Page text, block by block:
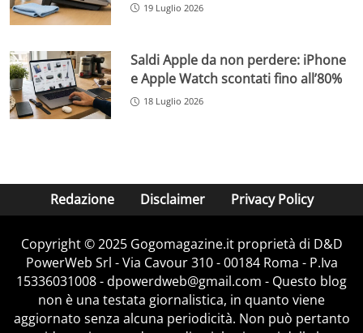
19 Luglio 2026
Saldi Apple da non perdere: iPhone
e Apple Watch scontati fino all’80%
18 Luglio 2026
Redazione Disclaimer Privacy Policy
Copyright © 2025 Gogomagazine.it proprietà di D&D
PowerWeb Srl - Via Cavour 310 - 00184 Roma - P.Iva
15336031008 - dpowerdweb@gmail.com - Questo blog
non è una testata giornalistica, in quanto viene
aggiornato senza alcuna periodicità. Non può pertanto